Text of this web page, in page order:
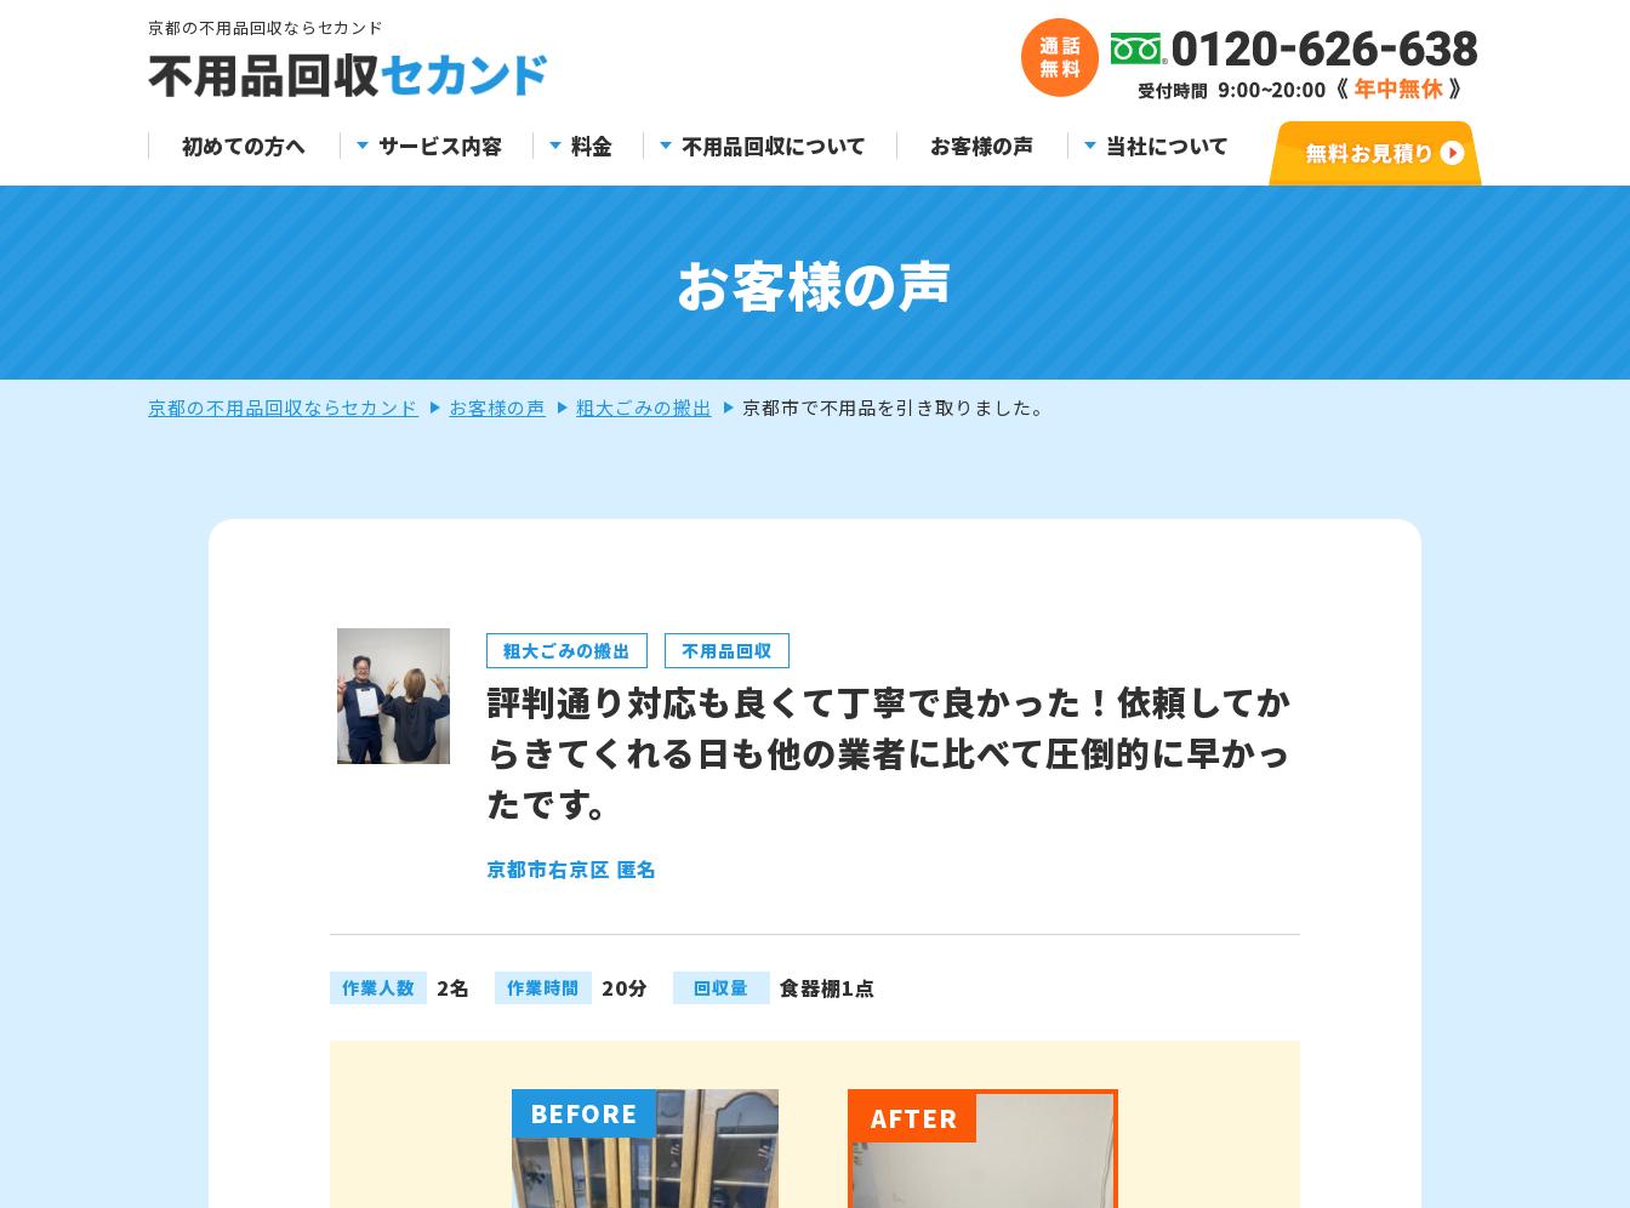
京都の不用品回収ならセカンド
初めての方へ サービス内容 料金 不用品回収について お客様の声 当社について
お客様の声
京都の不用品回収ならセカンド お客様の声 粗大ごみの搬出 京都市で不用品を引き取りました。
粗大ごみの搬出 不用品回収
評判通り対応も良くて丁寧で良かった！依頼してか
らきてくれる日も他の業者に比べて圧倒的に早かっ
たです。
京都市右京区 匿名
作業人数 2名 作業時間 20分 回収量 食器棚1点